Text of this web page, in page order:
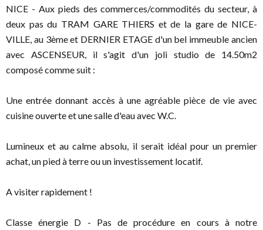
NICE - Aux pieds des commerces/commodités du secteur, à
deux pas du TRAM GARE THIERS et de la gare de NICE-
VILLE, au 3ème et DERNIER ETAGE d'un bel immeuble ancien
avec ASCENSEUR, il s'agit d'un joli studio de 14.50m2
composé comme suit :
Une entrée donnant accès à une agréable pièce de vie avec
cuisine ouverte et une salle d'eau avec W.C.
Lumineux et au calme absolu, il serait idéal pour un premier
achat, un pied à terre ou un investissement locatif.
A visiter rapidement !
Classe énergie D - Pas de procédure en cours à notre